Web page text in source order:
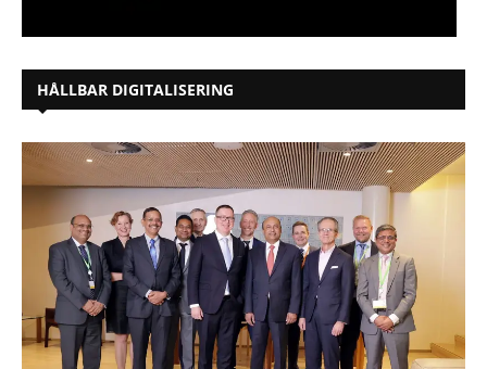
HÅLLBAR DIGITALISERING